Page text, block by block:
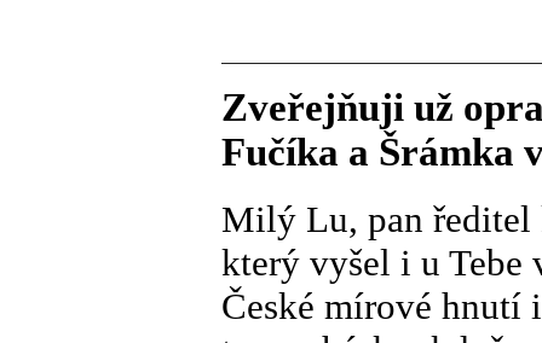
Zveřejňuji už
Fučíka a Šrámka
Milý Lu, pan ředitel
který vyšel i u Tebe
České mírové hnutí